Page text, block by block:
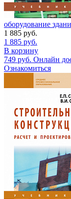
оборудование
1 885 руб.
1 885 руб.
В корзину
749 руб. Онлайн
Ознакомиться